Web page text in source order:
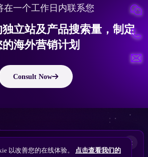
在一个工作日内联系您
立站及产品搜索量，制定
海外营销计划
Consult Now
隽永东方/EastDigi--专注企业海外业务增长
号：苏ICP备14005285号-11
以改善您的在线体验。 点击查看我们的
×
Perplexity
找到您的独立站？